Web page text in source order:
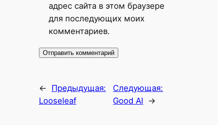
адрес сайта в этом браузере
для последующих моих
комментариев.
←
Предыдущая:
Looseleaf
Следующая:
Good AI
→